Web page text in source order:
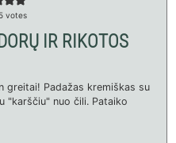
5votes
IR RIKOTOS
greitai! Padažas kremiškas su
"karščiu" nuo čili. Pataiko